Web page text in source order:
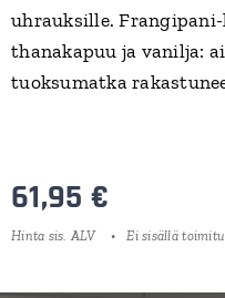
uhrauksille.
thanakapuu ja vanilja:
tuoksumatka
61,95 €
Hinta sis. ALV Ei sisällä